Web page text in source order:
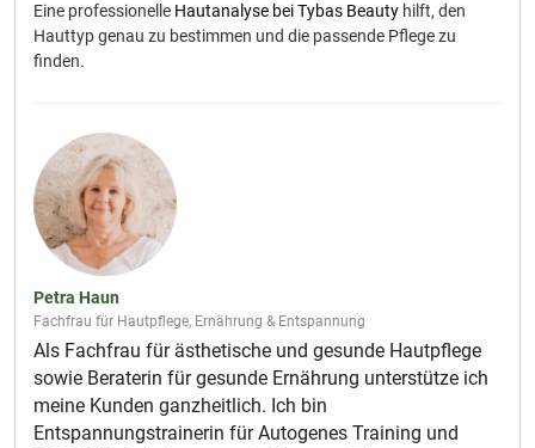
Eine professionelle Hautanalyse bei Tybas Beauty hilft, den
Hauttyp genau zu bestimmen und die passende Pflege zu
finden.
Petra Haun
Fachfrau für Hautpflege, Ernährung & Entspannung
Als Fachfrau für ästhetische und gesunde Hautpflege
sowie Beraterin für gesunde Ernährung unterstütze ich
meine Kunden ganzheitlich. Ich bin
Entspannungstrainerin für Autogenes Training und